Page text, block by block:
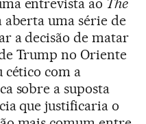
entrevista ao The
aberta uma série de
a decisão de matar
Trump no Oriente
cético com a
sobre a suposta
que justificaria o